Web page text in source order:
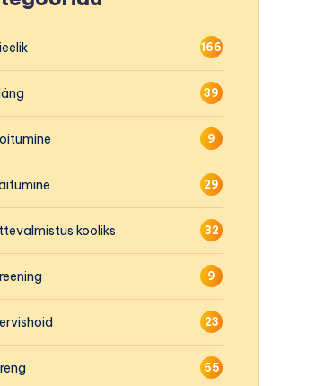
166
39
9
29
kooliks 32
9
23
55